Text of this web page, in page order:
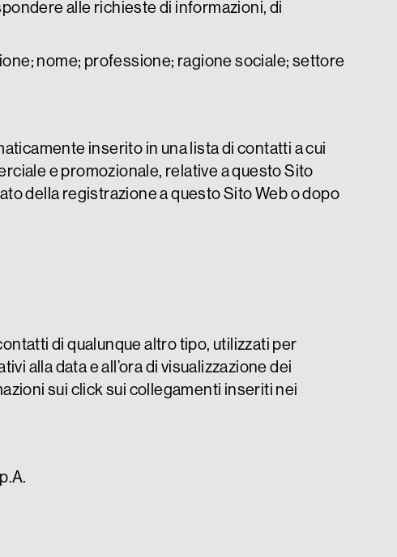
alle richieste di informazioni, di
nome; professione; ragione sociale; settore
inserito in una lista di contatti a cui
e promozionale, relative a questo Sito
della registrazione a questo Sito Web o dopo
di qualunque altro tipo, utilizzati per
alla data e all’ora di visualizzazione dei
sui click sui collegamenti inseriti nei